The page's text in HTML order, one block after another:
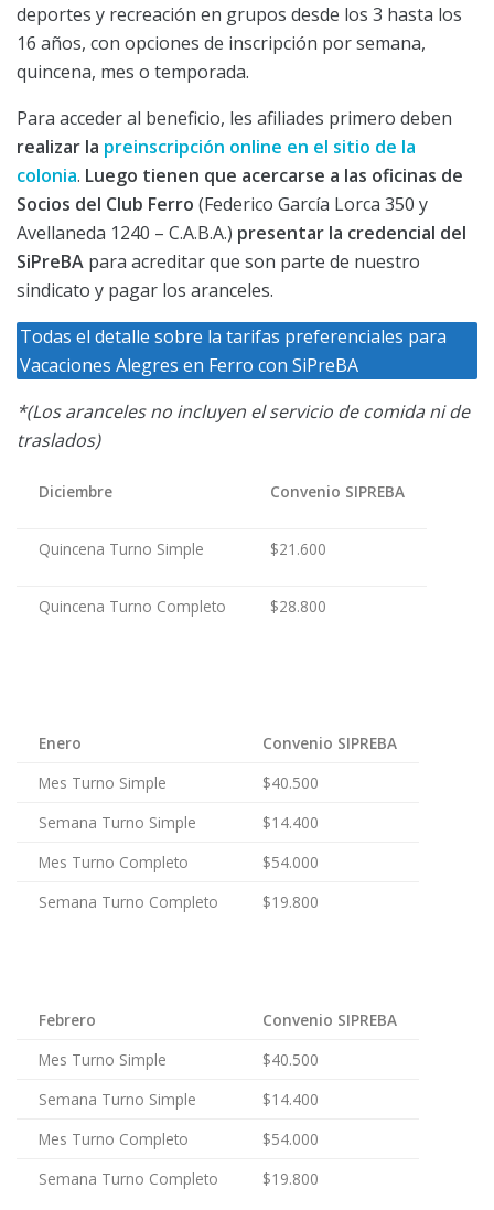
deportes y recreación en grupos desde los 3 hasta los
16 años, con opciones de inscripción por semana,
quincena, mes o temporada.
Para acceder al beneficio, les afiliades primero deben
realizar la preinscripción online en el sitio de la
colonia. Luego tienen que acercarse a las oficinas de
Socios del Club Ferro (Federico García Lorca 350 y
Avellaneda 1240 – C.A.B.A.) presentar la credencial del
SiPreBA para acreditar que son parte de nuestro
sindicato y pagar los aranceles.
Todas el detalle sobre la tarifas preferenciales para
Vacaciones Alegres en Ferro con SiPreBA
*(Los aranceles no incluyen el servicio de comida ni de
traslados)
Diciembre Convenio SIPREBA
Quincena Turno Simple $21.600
Quincena Turno Completo $28.800
Enero
Convenio SIPREBA
Mes Turno Simple
$40.500
Semana Turno Simple
$14.400
Mes Turno Completo
$54.000
Semana Turno Completo
$19.800
Febrero
Convenio SIPREBA
Mes Turno Simple
$40.500
Semana Turno Simple
$14.400
Mes Turno Completo
$54.000
Semana Turno Completo
$19.800